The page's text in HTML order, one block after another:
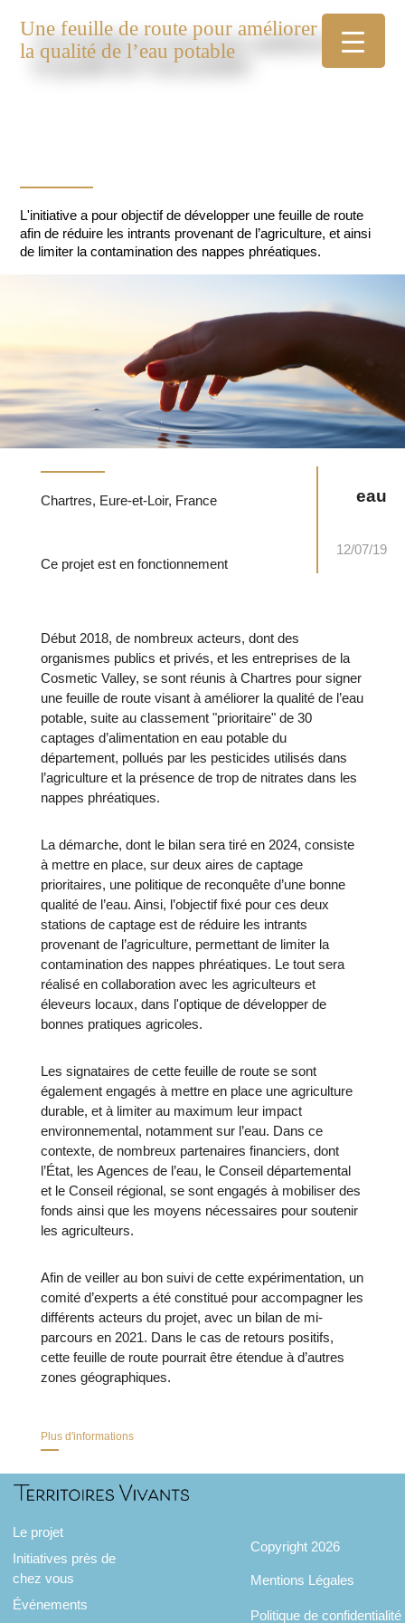
Une feuille de route pour améliorer
la qualité de l’eau potable
L'initiative a pour objectif de développer une feuille de route
afin de réduire les intrants provenant de l’agriculture, et ainsi
de limiter la contamination des nappes phréatiques.
12/07/19
eau
Chartres, Eure-et-Loir, France
Ce projet est en fonctionnement
Début 2018, de nombreux acteurs, dont des
organismes publics et privés, et les entreprises de la
Cosmetic Valley, se sont réunis à Chartres pour signer
une feuille de route visant à améliorer la qualité de l’eau
potable, suite au classement "prioritaire" de 30
captages d’alimentation en eau potable du
département, pollués par les pesticides utilisés dans
l’agriculture et la présence de trop de nitrates dans les
nappes phréatiques.
La démarche, dont le bilan sera tiré en 2024, consiste
à mettre en place, sur deux aires de captage
prioritaires, une politique de reconquête d’une bonne
qualité de l’eau. Ainsi, l’objectif fixé pour ces deux
stations de captage est de réduire les intrants
provenant de l’agriculture, permettant de limiter la
contamination des nappes phréatiques. Le tout sera
réalisé en collaboration avec les agriculteurs et
éleveurs locaux, dans l'optique de développer de
bonnes pratiques agricoles.
Les signataires de cette feuille de route se sont
également engagés à mettre en place une agriculture
durable, et à limiter au maximum leur impact
environnemental, notamment sur l’eau. Dans ce
contexte, de nombreux partenaires financiers, dont
l’État, les Agences de l’eau, le Conseil départemental
et le Conseil régional, se sont engagés à mobiliser des
fonds ainsi que les moyens nécessaires pour soutenir
les agriculteurs.
Afin de veiller au bon suivi de cette expérimentation, un
comité d’experts a été constitué pour accompagner les
différents acteurs du projet, avec un bilan de mi-
parcours en 2021. Dans le cas de retours positifs,
cette feuille de route pourrait être étendue à d’autres
zones géographiques.
Plus d'informations
Le projet
Initiatives près de
chez vous
Événements
Copyright 2026
Mentions Légales
Politique de confidentialité